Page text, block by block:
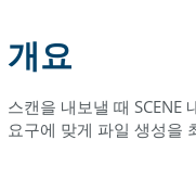
라
우
내
보
개요
스캔을 내보낼 때 SCENE
요구에 맞게 파일 생성을